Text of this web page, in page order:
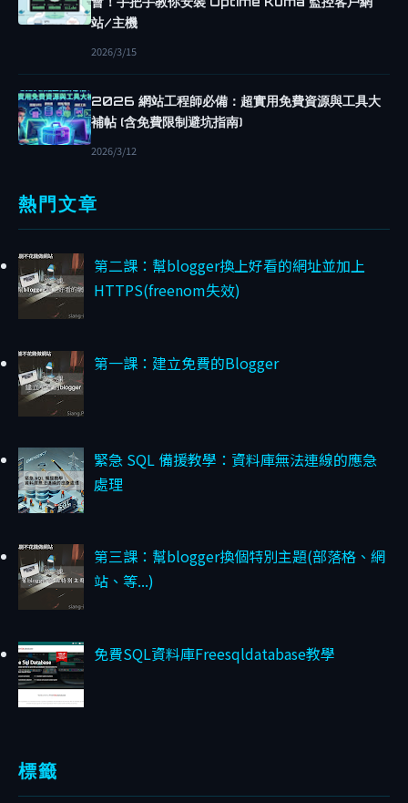
N
O
X
A
N
A
G
O
R
L
E
C
O
U
P
T
I
K
U
站/主機
2026/3/15
2026 網站工程師必備：超實用免費資源與工具大
補帖 (含免費限制避坑指南)
2026/3/12
熱門文章
第二課：幫blogger換上好看的網址並加上
HTTPS(freenom失效)
第一課：建立免費的Blogger
緊急 SQL 備援教學：資料庫無法連線的應急
處理
第三課：幫blogger換個特別主題(部落格、網
站、等...)
免費SQL資料庫Freesqldatabase教學
標籤